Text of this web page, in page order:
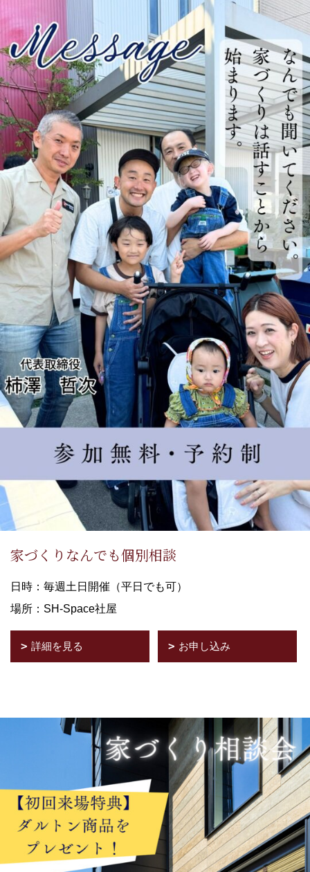
家づくりなんでも個別相談
日時：毎週土日開催（平日でも可）
場所：SH-Space社屋
詳細を見る お申し込み